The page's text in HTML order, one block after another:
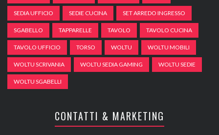
SEDIA UFFICIO SEDIE CUCINA SET ARREDO INGRESSO
SGABELLO TAPPARELLE TAVOLO TAVOLO CUCINA
TAVOLO UFFICIO TORSO WOLTU WOLTU MOBILI
WOLTU SCRIVANIA WOLTU SEDIA GAMING WOLTU SEDIE
WOLTU SGABELLI
CONTATTI & MARKETING